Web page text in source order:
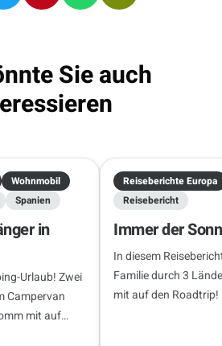
Sie auch
Wohnmobil
Spanien
in
Urlaub! Zwei
Campervan
mit auf
Reiseberichte Europa
Reisebericht
Immer der
In diesem
Familie durch 3
mit auf den Roadtrip!